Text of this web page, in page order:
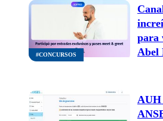
#CONCURSOS
para
Abel